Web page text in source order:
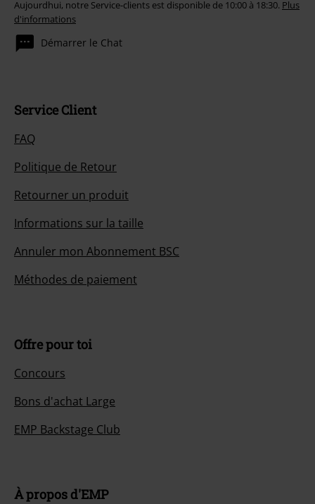
Aujourdhui, notre Service-clients est disponible de 10:00 à 18:30. Plus
d'informations
Démarrer le Chat
Service Client
FAQ
Politique de Retour
Retourner un produit
Informations sur la taille
Annuler mon Abonnement BSC
Méthodes de paiement
Offre pour toi
Concours
Bons d'achat Large
EMP Backstage Club
À propos d'EMP